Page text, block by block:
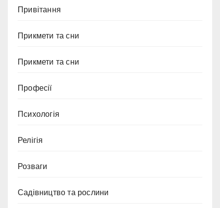
Привітання
Прикмети та сни
Прикмети та сни
Професії
Психологія
Релігія
Розваги
Садівництво та рослини